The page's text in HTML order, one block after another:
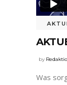
by
Was